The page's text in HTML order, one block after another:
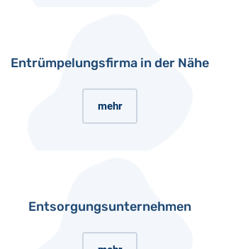
Entrümpelungsfirma in der Nähe
mehr
Entsorgungsunternehmen